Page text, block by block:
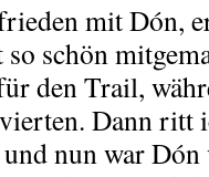
mit Dón,
schön
den Trail,
Dann ritt
nun war